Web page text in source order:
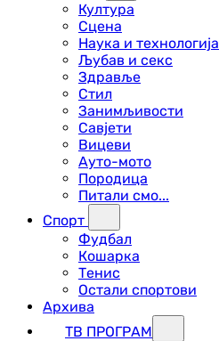
Култура
Сцена
Наука и технологија
Љубав и секс
Здравље
Стил
Занимљивости
Савјети
Вицеви
Ауто-мото
Породица
Питали смо...
Спорт
Фудбал
Кошарка
Тенис
Остали спортови
Архива
ТВ ПРОГРАМ